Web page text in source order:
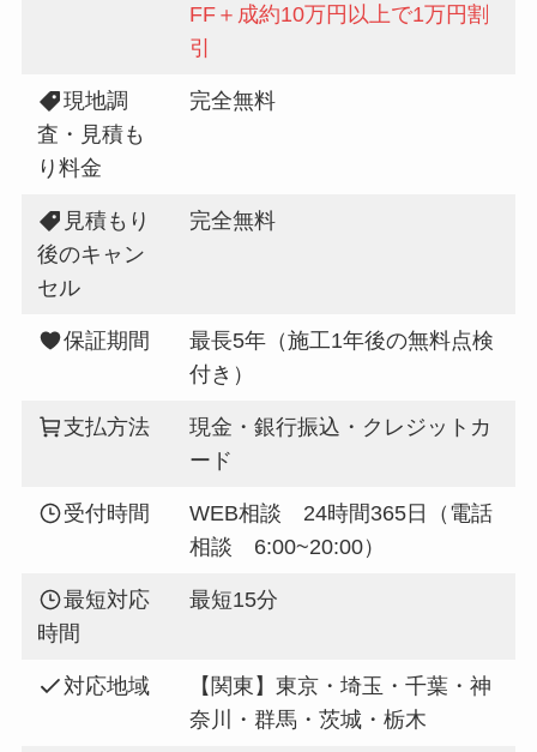
FF＋成約10万円以上で1万円割
引
現地調
査・見積も
り料金
完全無料
見積もり
後のキャン
セル
完全無料
保証期間
最長5年（施工1年後の無料点検
付き）
支払方法
現金・銀行振込・クレジットカ
ード
受付時間
WEB相談 24時間365日（電話
相談 6:00~20:00）
最短対応
時間
最短15分
対応地域
【関東】東京・埼玉・千葉・神
奈川・群馬・茨城・栃木